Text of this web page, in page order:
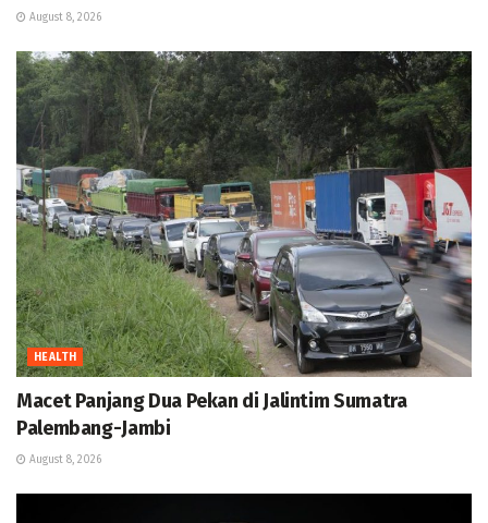
August 8, 2026
HEALTH
Macet Panjang Dua Pekan di Jalintim Sumatra
Palembang-Jambi
August 8, 2026